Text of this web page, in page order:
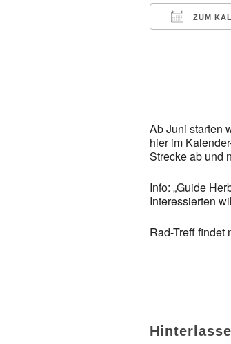
ZUM
Ab Juni starten
hier im
Strecke ab und
Info: „Guide
Interessierten
Rad-Treff findet